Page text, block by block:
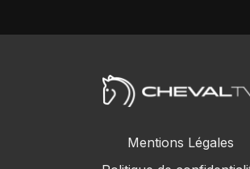
Mentions Légales